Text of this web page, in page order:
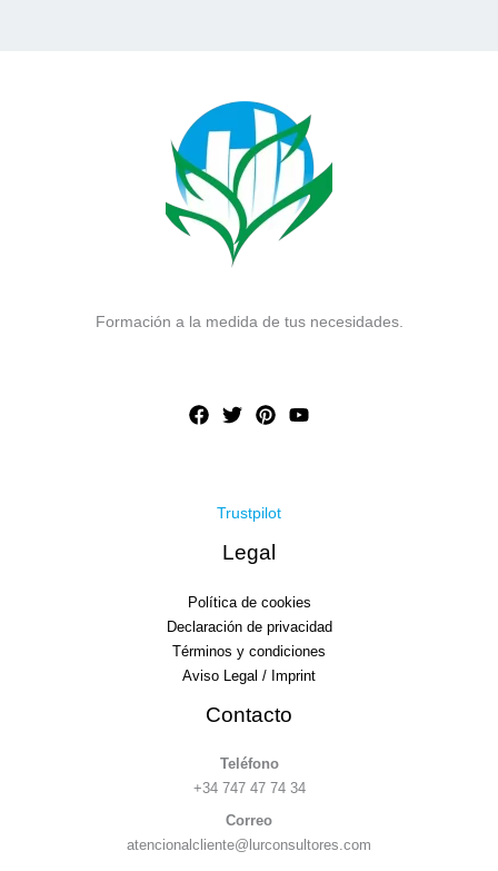
Formación a la medida de tus necesidades.
Trustpilot
Legal
Política de cookies
Declaración de privacidad
Términos y condiciones
Aviso Legal / Imprint
Contacto
Teléfono
+34 747 47 74 34
Correo
atencionalcliente@lurconsultores.com